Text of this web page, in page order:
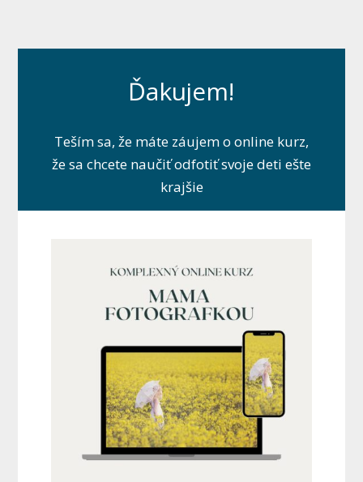
Ďakujem!
Teším sa, že máte záujem o online kurz,
že sa chcete naučiť odfotiť svoje deti ešte
krajšie